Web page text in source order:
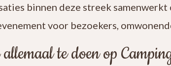
binnen deze streek
voor bezoekers,
te doen op